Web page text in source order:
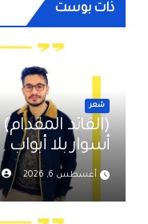
ذات بوست
شعر
أسوار بلا أبواب
أغسطس 6, 2026